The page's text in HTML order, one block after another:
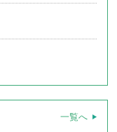
一覧へ